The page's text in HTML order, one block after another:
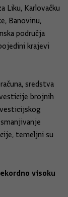
Liku, Karlovačku
Banovinu,
područja
krajevi
sredstva
brojnih
temeljni su
visoku